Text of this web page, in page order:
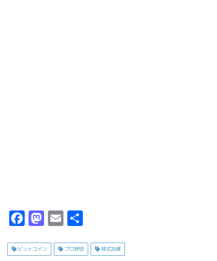
F
c
M
s
E
ai
ビットコイン プロ野球 株式投資